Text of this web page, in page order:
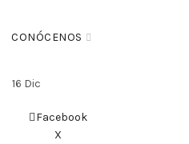
CONÓCENOS
16 Dic
Facebook
X